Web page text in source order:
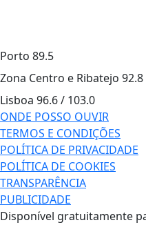
Porto 89.5
Zona Centro e Ribatejo 92.8
Lisboa 96.6 / 103.0
ONDE POSSO OUVIR
TERMOS E CONDIÇÕES
POLÍTICA DE PRIVACIDADE
POLÍTICA DE COOKIES
TRANSPARÊNCIA
PUBLICIDADE
Disponível gratuitamente